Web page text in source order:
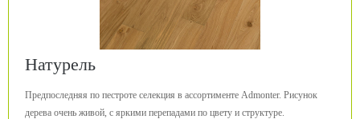
Натурель
Предпоследняя по пестроте селекция в ассортименте Admonter. Рисунок
дерева очень живой, с яркими перепадами по цвету и структуре.